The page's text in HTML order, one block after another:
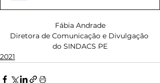
Fábia Andrade
Diretora de Comunicação e Divulgação
do SINDACS PE
2021